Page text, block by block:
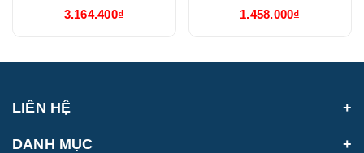
(68334147003)
3.164.400₫ 1.458.000₫
LIÊN HỆ
DANH MỤC